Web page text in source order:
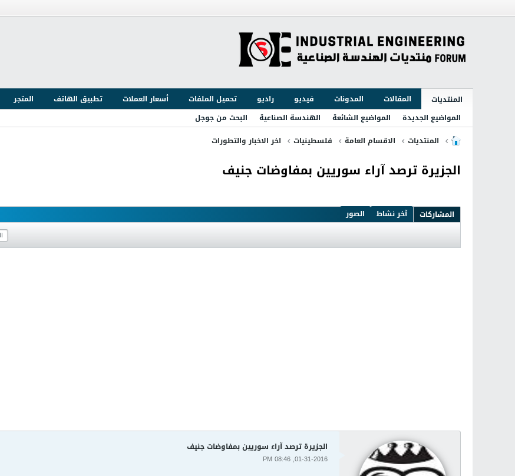
المنتديات المقالات المدونات فيديو راديو تحميل الملفات أسعار العملات تطبيق الهاتف
المتجر
المواضيع الجديدة
المواضيع الشائعة الهندسة الصناعية
البحث من جوجل
المنتديات
الاقسام العامة فلسطينيات اخر الاخبار والتطورات
الجزيرة ترصد آراء سوريين بمفاوضات جنيف
المشاركات آخر نشاط الصور
الجزيرة ترصد آراء سوريين بمفاوضات جنيف
01-31-2016, 08:46 PM